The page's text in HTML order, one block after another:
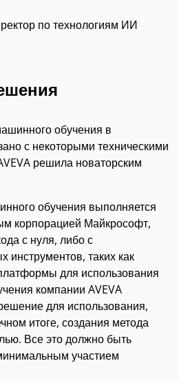
по технологиям ИИ
обучения в
с некоторыми техническими
решила новаторским
обучения выполняется
корпорацией Майкрософт,
с нуля, либо с
таких как
для использования
компании AVEVA
для использования,
итоге, создания метода
Все это должно быть
участием